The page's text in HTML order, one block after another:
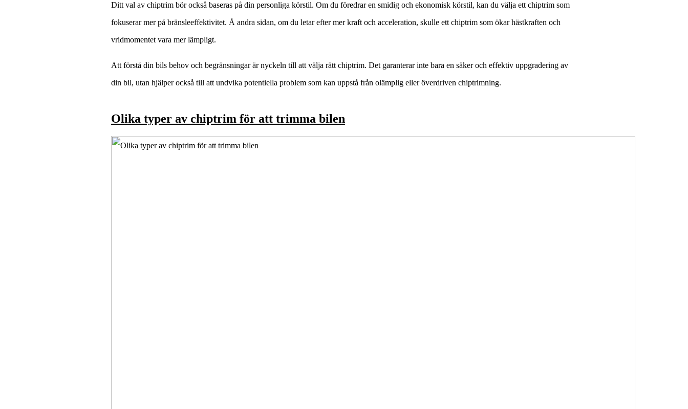
Ditt val av chiptrim bör också baseras på din personliga körstil. Om du föredrar en smidig och ekonomisk körstil, kan du välja ett chiptrim som
fokuserar mer på bränsleeffektivitet. Å andra sidan, om du letar efter mer kraft och acceleration, skulle ett chiptrim som ökar hästkraften och
vridmomentet vara mer lämpligt.
Att förstå din bils behov och begränsningar är nyckeln till att välja rätt chiptrim. Det garanterar inte bara en säker och effektiv uppgradering av
din bil, utan hjälper också till att undvika potentiella problem som kan uppstå från olämplig eller överdriven chiptrimning.
Olika typer av chiptrim för att trimma bilen